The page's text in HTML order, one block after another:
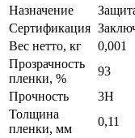
Назначение
Сертификация
Вес нетто, кг
0,001
Прозрачность
пленки, %
93
Прочность
3H
Толщина
пленки, мм
0,11